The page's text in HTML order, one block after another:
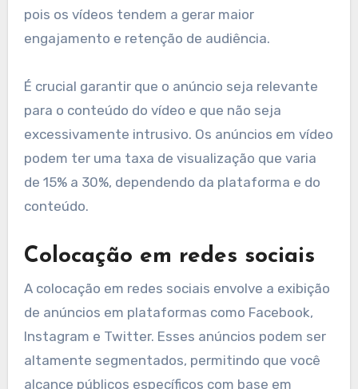
pois os vídeos tendem a gerar maior
engajamento e retenção de audiência.
É crucial garantir que o anúncio seja relevante
para o conteúdo do vídeo e que não seja
excessivamente intrusivo. Os anúncios em vídeo
podem ter uma taxa de visualização que varia
de 15% a 30%, dependendo da plataforma e do
conteúdo.
Colocação em redes sociais
A colocação em redes sociais envolve a exibição
de anúncios em plataformas como Facebook,
Instagram e Twitter. Esses anúncios podem ser
altamente segmentados, permitindo que você
alcance públicos específicos com base em